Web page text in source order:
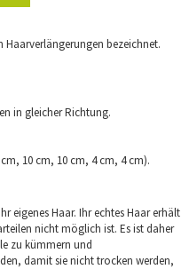
Haarverlängerungen bezeichnet.
in gleicher Richtung.
10 cm, 10 cm, 4 cm, 4 cm).
eigenes Haar. Ihr echtes Haar erhält
nicht möglich ist. Es ist daher
zu kümmern und
damit sie nicht trocken werden,